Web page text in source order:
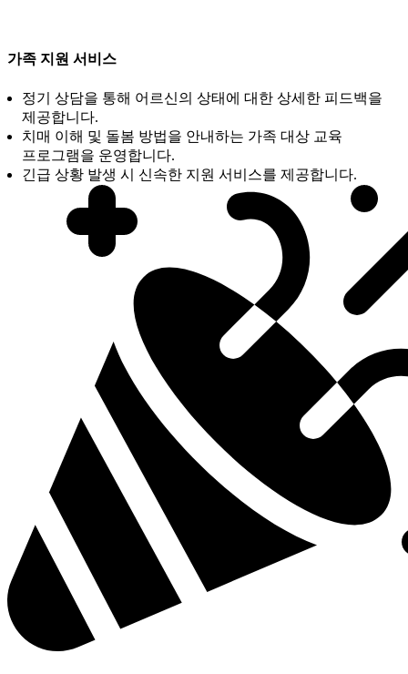
가족 지원 서비스
정기 상담을 통해 어르신의 상태에 대한 상세한 피드백을
제공합니다.
치매 이해 및 돌봄 방법을 안내하는 가족 대상 교육
프로그램을 운영합니다.
긴급 상황 발생 시 신속한 지원 서비스를 제공합니다.